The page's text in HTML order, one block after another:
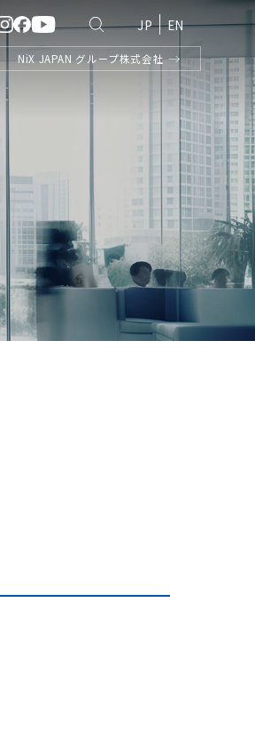
EN
JP
NiX JAPAN グループ株式会社